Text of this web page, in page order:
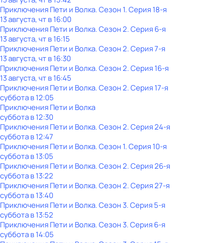
Приключения Пети и Волка. Сезон 1. Серия 18-я
13 августа, чт в 16:00
Приключения Пети и Волка. Сезон 2. Серия 6-я
13 августа, чт в 16:15
Приключения Пети и Волка. Сезон 2. Серия 7-я
13 августа, чт в 16:30
Приключения Пети и Волка. Сезон 2. Серия 16-я
13 августа, чт в 16:45
Приключения Пети и Волка. Сезон 2. Серия 17-я
субботав12:05
Приключения Пети и Волка
субботав12:30
Приключения Пети и Волка. Сезон 2. Серия 24-я
субботав12:47
Приключения Пети и Волка. Сезон 1. Серия 10-я
субботав13:05
Приключения Пети и Волка. Сезон 2. Серия 26-я
субботав13:22
Приключения Пети и Волка. Сезон 2. Серия 27-я
субботав13:40
Приключения Пети и Волка. Сезон 3. Серия 5-я
субботав13:52
Приключения Пети и Волка. Сезон 3. Серия 6-я
субботав14:05